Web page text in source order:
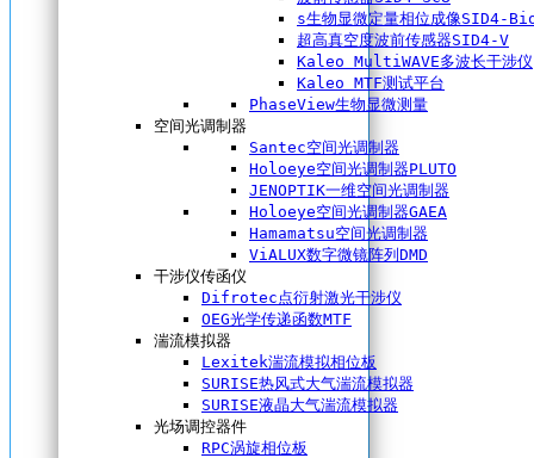
s生物显微定量相位成像SID4-
超高真空度波前传感器SID4-V
Kaleo MultiWAVE多波长干涉仪
Kaleo MTF测试平台
PhaseView生物显微测量
空间光调制器
Santec空间光调制器
Holoeye空间光调制器PLUTO
JENOPTIK一维空间光调制器
Holoeye空间光调制器GAEA
Hamamatsu空间光调制器
ViALUX数字微镜阵列DMD
干涉仪传函仪
Difrotec点衍射激光干涉仪
OEG光学传递函数MTF
湍流模拟器
Lexitek湍流模拟相位板
SURISE热风式大气湍流模拟器
SURISE液晶大气湍流模拟器
光场调控器件
RPC涡旋相位板